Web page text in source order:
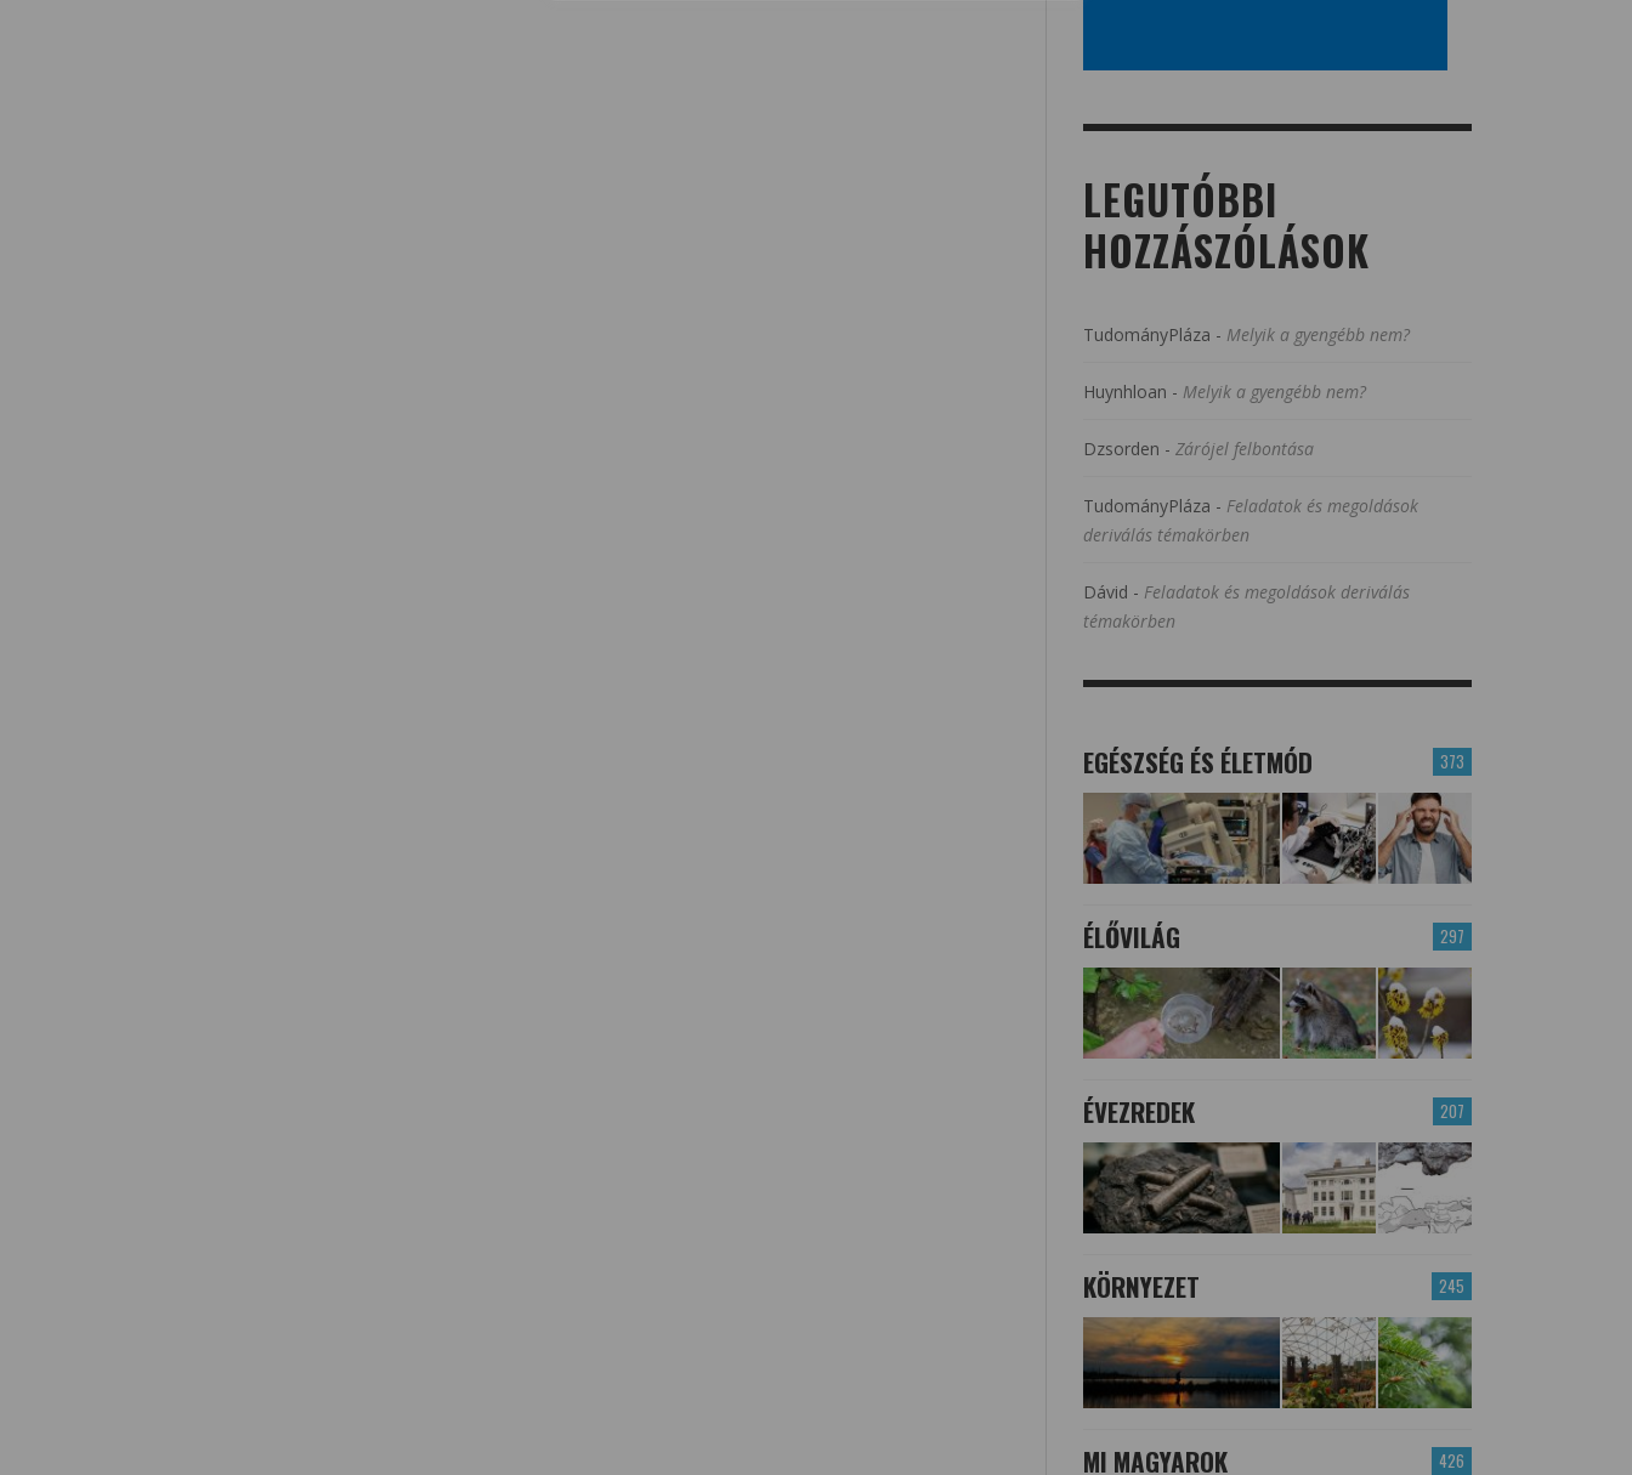
LEGUTÓBBI
HOZZÁSZÓLÁSOK
TudományPláza - Melyik a gyengébb nem?
Huynhloan - Melyik a gyengébb nem?
Dzsorden - Zárójel felbontása
TudományPláza - Feladatok és megoldások
deriválás témakörben
Dávid - Feladatok és megoldások deriválás
témakörben
373
EGÉSZSÉG ÉS ÉLETMÓD
297
ÉLŐVILÁG
207
ÉVEZREDEK
245
KÖRNYEZET
426
MI MAGYAROK